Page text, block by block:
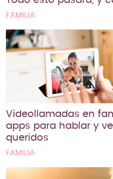
FAMILIA
Videollamadas en
apps para hablar y
queridos
FAMILIA